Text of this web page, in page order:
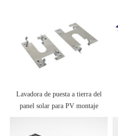
Lavadora de puesta a tierra del
panel solar para PV montaje